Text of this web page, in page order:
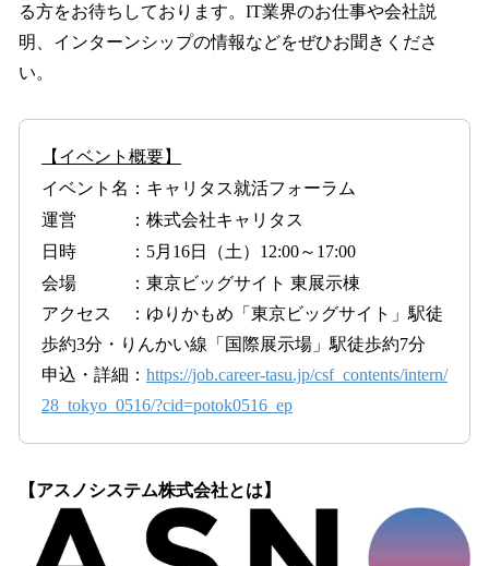
る方をお待ちしております。IT業界のお仕事や会社説
明、インターンシップの情報などをぜひお聞きくださ
い。
【イベント概要】
イベント名：キャリタス就活フォーラム
運営 ：株式会社キャリタス
日時 ：5月16日（土）12:00～17:00
会場 ：東京ビッグサイト 東展示棟
アクセス ：ゆりかもめ「東京ビッグサイト」駅徒
歩約3分・りんかい線「国際展示場」駅徒歩約7分
申込・詳細： https://job.career-tasu.jp/csf_contents/intern/
28_tokyo_0516/?cid=potok0516_ep
【アスノシステム株式会社とは】